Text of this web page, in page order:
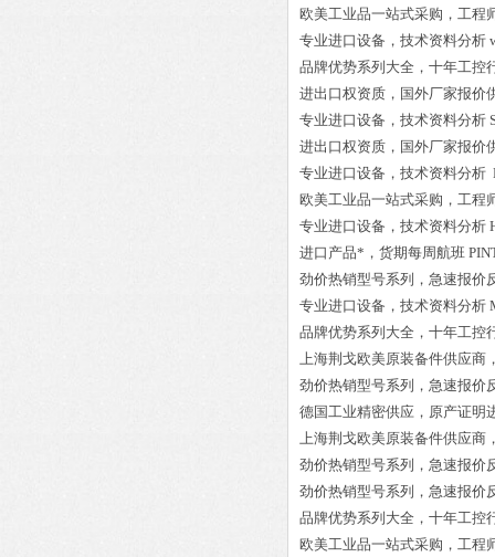
欧美工业品一站式采购，工程
专业进口设备，技术资料分析
品牌优势系列大全，十年工控
进出口权资质，国外厂家报价
专业进口设备，技术资料分析
进出口权资质，国外厂家报价
专业进口设备，技术资料分析
欧美工业品一站式采购，工程
专业进口设备，技术资料分析
进口产品*，货期每周航班
劲价热销型号系列，急速报价
专业进口设备，技术资料分析
品牌优势系列大全，十年工控
上海荆戈欧美原装备件供应商
劲价热销型号系列，急速报价
德国工业精密供应，原产证明
上海荆戈欧美原装备件供应商
劲价热销型号系列，急速报价
劲价热销型号系列，急速报价
品牌优势系列大全，十年工控
欧美工业品一站式采购，工程